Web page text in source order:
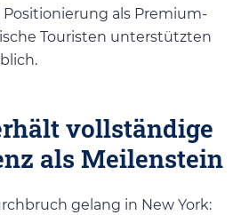
als Premium-
Touristen unterstützten
vollständige
als Meilenstein
gelang in New York: